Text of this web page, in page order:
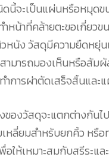
นี้จะเป็นแผ่นหรือหมุดข
หน้าที่คล้ายตะขอเกี่ยวข
วหนัง วัสดุมีความยืดหยุ่
ามารถมองเห็นหรือสัมผั
การผ่าตัดเสร็จสิ้นและ
ของวัสดุจะแตกต่างกัน
เหลี่ยมสำหรับยกคิ้ว หรื
อให้เหมาะสมกับสรีระแ